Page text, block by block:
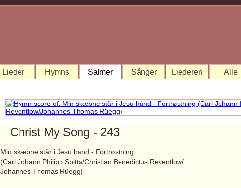
Lieder Hymns Salmer Sånger Liederen Alle
Christ My Song - 243
Min skæbne står i Jesu hånd - Fortrøstning
(Carl Johann Philipp Spitta/Christian Benedictus Reventlow/
Johannes Thomas Rüegg)